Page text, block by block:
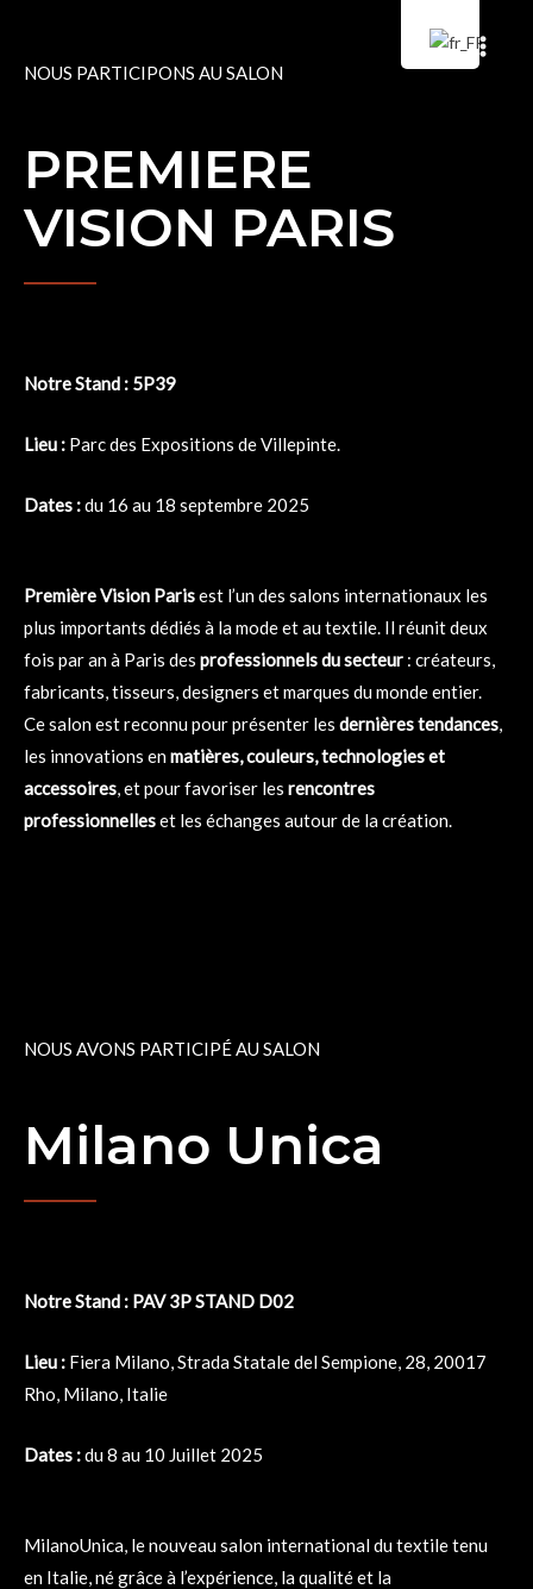
contenu
NOUS PARTICIPONS AU SALON
PREMIERE
VISION PARIS
Notre Stand : 5P39
Lieu : Parc des Expositions de Villepinte.
Dates :du 16 au 18 septembre 2025
Première Vision Parisest l’un des salons internationaux les
plus importants dédiés à la mode et au textile. Il réunit deux
fois par an à Paris des professionnels du secteur : créateurs,
fabricants, tisseurs, designers et marques du monde entier.
Ce salon est reconnu pour présenter les dernières tendances,
les innovations enmatières, couleurs, technologies et
accessoires, et pour favoriser les rencontres
professionnelleset les échanges autour de la création.
NOUS AVONS PARTICIPÉ AU SALON
Milano Unica
Notre Stand : PAV 3P STAND D02
Lieu : Fiera Milano, Strada Statale del Sempione, 28, 20017
Rho, Milano, Italie
Dates :du 8 au 10 Juillet 2025
MilanoUnica, le nouveau salon international du textile tenu
en Italie, né grâce à l’expérience, la qualité et la